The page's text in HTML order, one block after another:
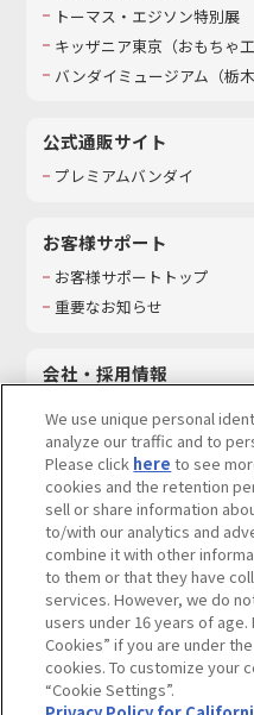
トーマス・エジソン特別展
キッザニア東京（おもちゃ
バンダイミュージアム（栃木
公式通販サイト
プレミアムバンダイ
お客様サポート
お客様サポートトップ
重要なお知らせ
会社・採用情報
採用情報
サステナビリティ
お問い合わせ
ウェブサイトご利用条件 ソーシャル
個人情報及び特定個人情報等の取
Do Not Sell or Share My Personal
We use unique personal
analyze our traffic and to
Please click here to see
cookies and the retention
sell or share information
to/with our analytics and
combine it with other
to them or that they have
services. However, we do
users under 16 years of age.
Cookies” if you are under
cookies. To customize your
“Cookie Settings”.